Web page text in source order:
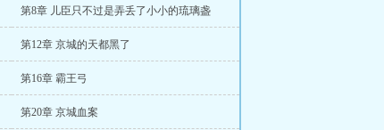
第8章 儿臣只不过是弄丢了小小的琉璃盏
第12章 京城的天都黑了
第16章 霸王弓
第20章 京城血案